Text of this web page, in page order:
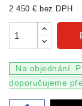
2 450 € bez DPH
Na objednání.
doporučujeme